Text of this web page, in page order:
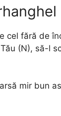
cel fără de
(N), să-l
mir bun